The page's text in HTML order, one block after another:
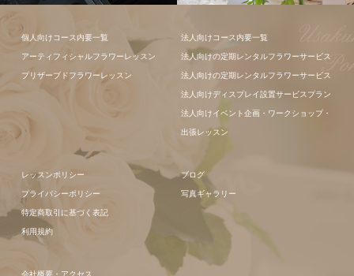
ンジメント
ンジメント
個人向けコース内要一覧
アーティフィシャルフラワーレッスン
プリザーブドフラワーレッスン
法人向けコース内要一覧
法人向けの定期レンタルフラワーサービス
法人向けの定期レンタルフラワーサービス
法人向けディスプレイ設置サービスプラン
法人向けイベント企画・ワークショップ・
出張レッスン
レッスンポリシー
プライバシーポリシー
特定商取引に基づく表記
利用規約
ブログ
写真ギャラリー
会社概要・アクセス